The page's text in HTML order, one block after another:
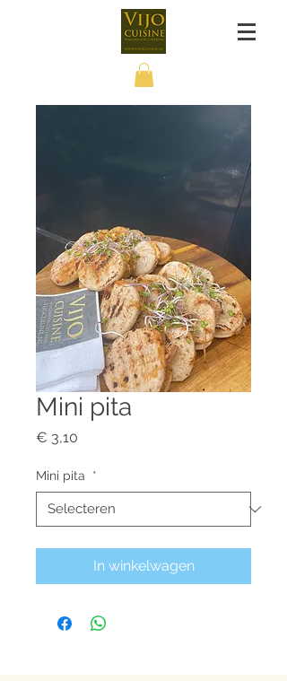
Mini pita
€ 3,10
Mini pita *
In winkelwagen